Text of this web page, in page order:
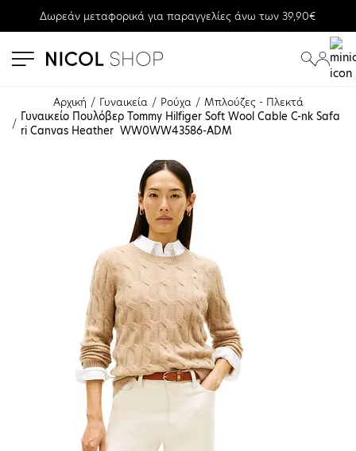
Δωρεάν μεταφορικά για παραγγελίες άνω των 39,90€
Αρχική Γυναικεία Ρούχα
Μπλούζες - Πλεκτά
Γυναικείο Πουλόβερ Tommy Hilfiger Soft Wool Cable C-nk Safa
ri Canvas Heather  WW0WW43586-ADM